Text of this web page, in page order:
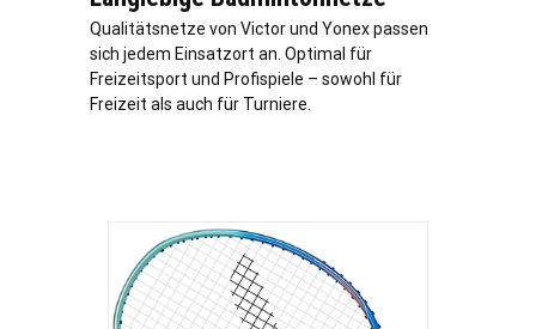
Qualitätsnetze von Victor und Yonex passen
sich jedem Einsatzort an. Optimal für
Freizeitsport und Profispiele – sowohl für
Freizeit als auch für Turniere.